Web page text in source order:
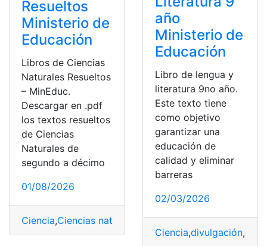
Resueltos
Ministerio de
Educación
Libros de Ciencias
Naturales Resueltos
– MinEduc.
Descargar en .pdf
los textos resueltos
de Ciencias
Naturales de
segundo a décimo
01/08/2026
Ciencia,Ciencias naturales Consultas,Ecuador,
año
Ministerio de
Educación
Libro de lengua y
literatura 9no año.
Este texto tiene
como objetivo
garantizar una
educación de
calidad y eliminar
barreras
02/03/2026
Ciencia,divulgación,